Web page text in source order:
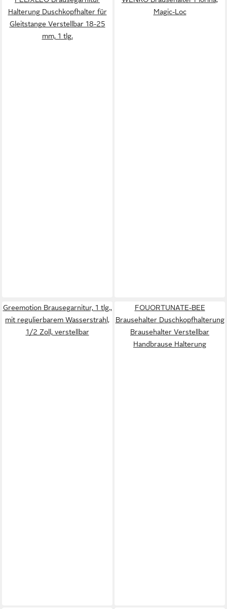
Halterung Duschkopfhalter für
Gleitstange Verstellbar 18-25
mm, 1 tlg.
Magic-Loc
Greemotion Brausegarnitur, 1 tlg.,
mit regulierbarem Wasserstrahl,
1/2 Zoll, verstellbar
FOUORTUNATE-BEE
Brausehalter Duschkopfhalterung
Brausehalter Verstellbar
Handbrause Halterung